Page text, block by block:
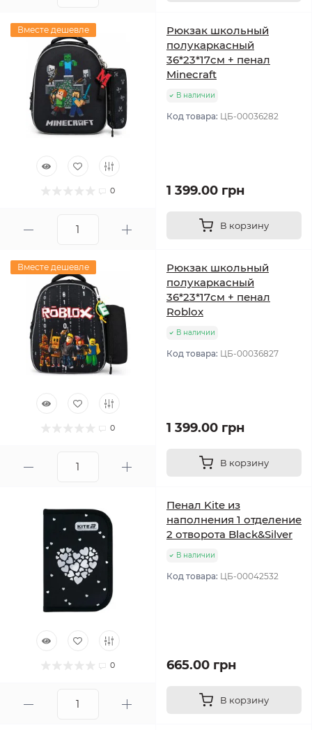
Вместе дешевле
0
Рюкзак школьный
полукаркасный
36*23*17см + пенал
Minecraft
В наличии
Код товара: ЦБ-00036282
1 399.00 грн
В корзину
Вместе дешевле
0
Рюкзак школьный
полукаркасный
36*23*17см + пенал
Roblox
В наличии
Код товара: ЦБ-00036827
1 399.00 грн
В корзину
0
Пенал Kite из
наполнения 1 отделение
2 отворота Black&Silver
В наличии
Код товара: ЦБ-00042532
665.00 грн
В корзину